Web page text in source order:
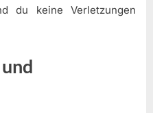
du keine Verletzungen